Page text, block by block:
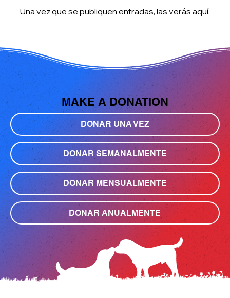
Una vez que se publiquen entradas, las verás aquí.
MAKE A DONATION
DONAR UNA VEZ
DONAR SEMANALMENTE
DONAR MENSUALMENTE
DONAR ANUALMENTE